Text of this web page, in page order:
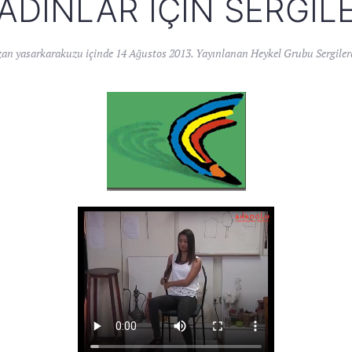
İÇIN
yasarkarakuzu içinde 14 Ağustos 2013. Yayınlanan Heykel Grubu